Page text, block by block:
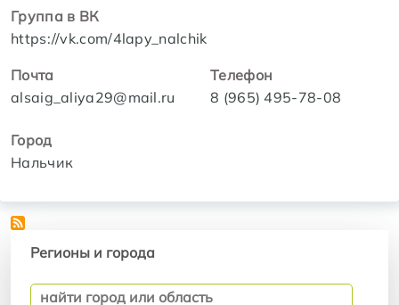
Группа в ВК
https://vk.com/4lapy_nalchik
Почта
alsaig_aliya29@mail.ru
Телефон
8 (965) 495-78-08
Город
Нальчик
Регионы и города